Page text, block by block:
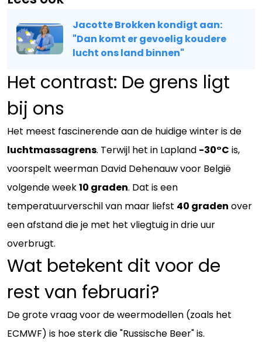
Jacotte Brokken kondigt aan:
"Dan komt er gevoelig koudere
lucht ons land binnen"
Het contrast: De grens ligt
bij ons
Het meest fascinerende aan de huidige winter is de
luchtmassagrens. Terwijl het in Lapland -30°C is,
voorspelt weerman David Dehenauw voor België
volgende week10 graden. Dat is een
temperatuurverschil van maar liefst 40 graden over
een afstand die je met het vliegtuig in drie uur
overbrugt.
Wat betekent dit voor de
rest van februari?
De grote vraag voor de weermodellen (zoals het
ECMWF) is hoe sterk die "Russische Beer" is.